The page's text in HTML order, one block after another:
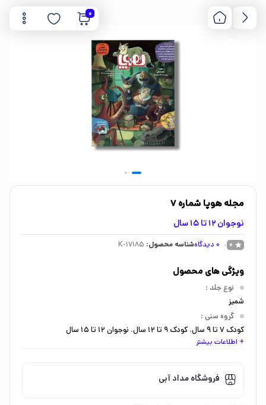
0
مجله هوپا شماره 7
نوجوان 12 تا 15 سال
0
0 دیدگاهشناسه محصول: K-17185
ویژگی های محصول
نوع جلد :
شمیز
گروه سنی :
کودک 7 تا 9 سال
، کودک 9 تا 12 سال ، نوجوان 12 تا 15 سال
نوع کاغذ:
ماه انتشار:
اردیبهشت
+ اطلاعات بیشتر
فروشگاه مداد آبی